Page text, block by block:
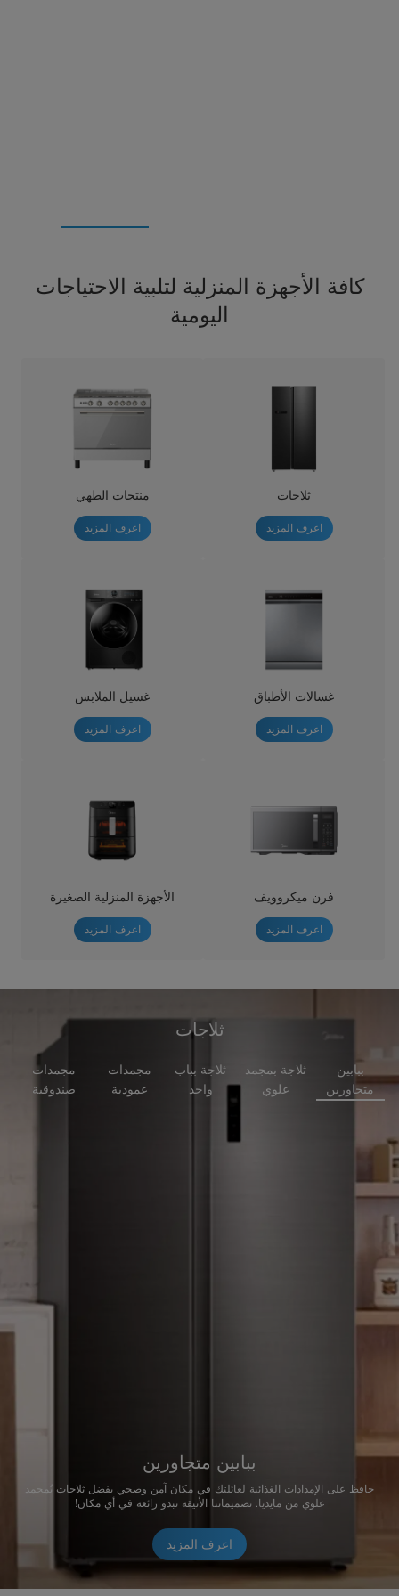
كافة الأجهزة المنزلية لتلبية الاحتياجات
اليومية
ثلاجات
اعرف المزيد
منتجات الطهي
اعرف المزيد
غسالات الأطباق
اعرف المزيد
غسيل الملابس
اعرف المزيد
فرن ميكروويف
اعرف المزيد
الأجهزة المنزلية الصغيرة
اعرف المزيد
ثلاجات
ببابين
متجاورين
ثلاجة بمجمد
علوي
ثلاجة بباب
واحد
مجمدات
عمودية
مجمدات
صندوقية
ببابين متجاورين
حافظ على الإمدادات الغذائية لعائلتك في مكان آمن وصحي بفضل ثلاجات بُمجمد
علوي من مايديا. تصميماتنا الأنيقة تبدو رائعة في أي مكان!
اعرف المزيد